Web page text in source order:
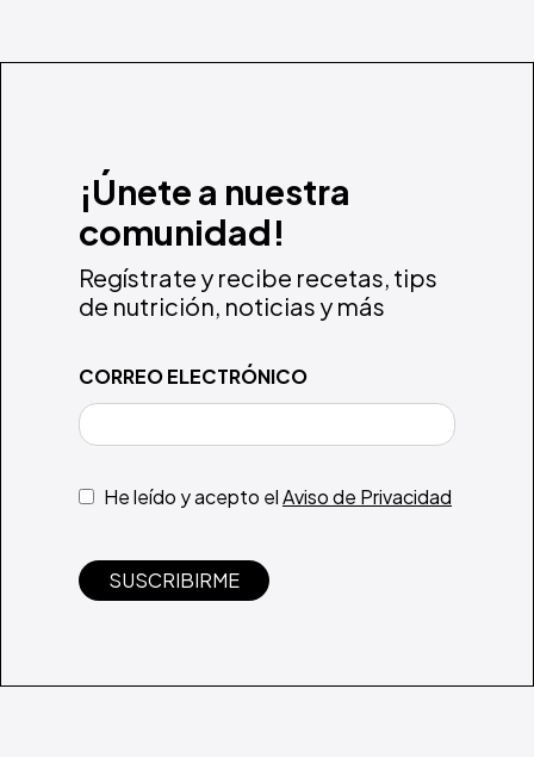
¡Únete a nuestra
comunidad!
Regístrate y recibe recetas, tips
de nutrición, noticias y más
CORREO ELECTRÓNICO
He leído y acepto elAviso de Privacidad